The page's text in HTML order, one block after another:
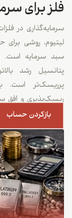
فلز برای
سرمایه‌گذاری در
لیتیوم، روشی
سبد سرمایه است.
پتانسیل رشد
پرریسک‌تر است.
ریسک‌پذیری و افق
بازکردن حساب